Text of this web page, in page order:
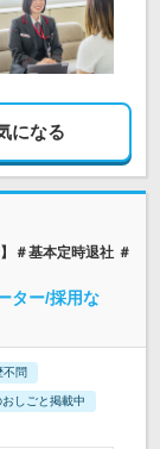
になる
＃基本定時退社 ＃
ター/採用な
不問
しごと掲載中